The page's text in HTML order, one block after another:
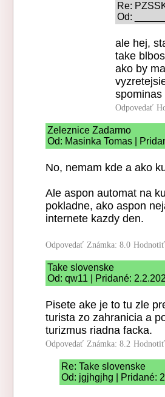
Re:
Od:
ale hej,
take
ako by
spominas
Odpovedať
Zeleznice Zadarmo
Od: Masinka Tomas |
No, nemam kde a ako
Ale aspon automat na
pokladne, ako aspon
internete kazdy den.
Odpovedať Známka: 8.0
Take slovenske
Od: qw11 | Pridané:
Pisete ake je to tu zle
turista zo zahranicia a
turizmus riadna facka.
Odpovedať Známka: 8.2
Re: Take slovenske
Od: jgjhgjhg | Pridané: